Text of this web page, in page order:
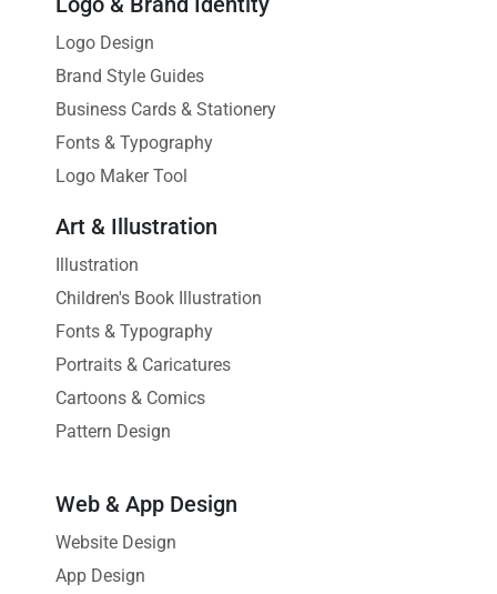
Logo Design
Brand Style Guides
Business Cards & Stationery
Fonts & Typography
Logo Maker Tool
Art & Illustration
Illustration
Children's Book Illustration
Fonts & Typography
Portraits & Caricatures
Cartoons & Comics
Pattern Design
Web & App Design
Website Design
App Design